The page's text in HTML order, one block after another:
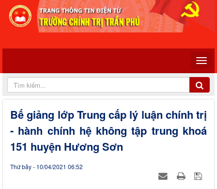
Bế giảng lớp Trung cấp lý luận chính trị
- hành chính hệ không tập trung khoá
151 huyện Hương Sơn
Thứ bảy - 10/04/2021 06:52